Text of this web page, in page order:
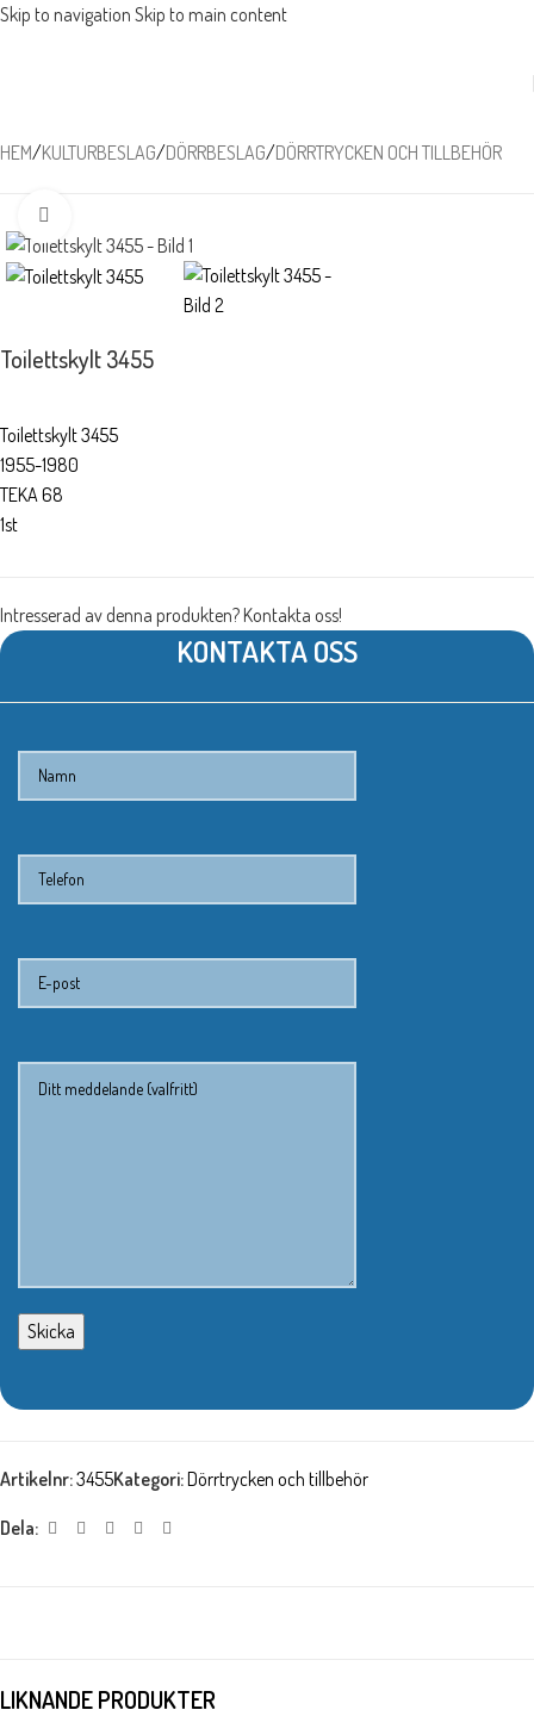
Skip to navigation Skip to main content
HEM/KULTURBESLAG/DÖRRBESLAG/DÖRRTRYCKEN OCH TILLBEHÖR
Toilettskylt 3455
Toilettskylt 3455
1955-1980
TEKA 68
1st
Intresserad av denna produkten? Kontakta oss!
KONTAKTA OSS
Artikelnr:3455Kategori:Dörrtrycken och tillbehör
Dela:
LIKNANDE PRODUKTER